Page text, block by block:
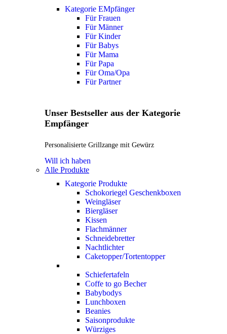
Kategorie EMpfänger
Für Frauen
Für Männer
Für Kinder
Für Babys
Für Mama
Für Papa
Für Oma/Opa
Für Partner
Unser Bestseller aus der Kategorie
Empfänger
Personalisierte Grillzange mit Gewürz
Will ich haben
Alle Produkte
Kategorie Produkte
Schokoriegel Geschenkboxen
Weingläser
Biergläser
Kissen
Flachmänner
Schneidebretter
Nachtlichter
Caketopper/Tortentopper
Schiefertafeln
Coffe to go Becher
Babybodys
Lunchboxen
Beanies
Saisonprodukte
Würziges